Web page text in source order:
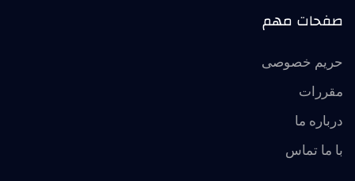
صفحات مهم
حریم خصوصی
مقررات
درباره ما
با ما تماس